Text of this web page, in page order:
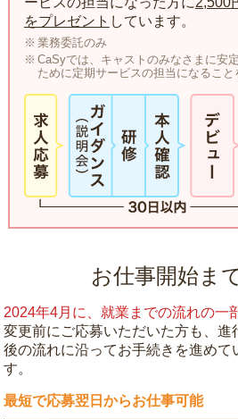
をプレゼント しています。
業務委託のみ
CaSyでは、キャストのみなさまに安
ために定期サービスの担当になること
お仕事開始ま
2024年4月に、就業までの流れの一
変更前にご応募いただいた方も、進
後の流れに沿ってお手続きを進めて
す。
最短で応募翌日からお仕事可能